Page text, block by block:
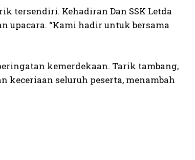
tersendiri. Kehadiran Dan SSK Letda
upacara. “Kami hadir untuk bersama
kemerdekaan. Tarik tambang,
seluruh peserta, menambah